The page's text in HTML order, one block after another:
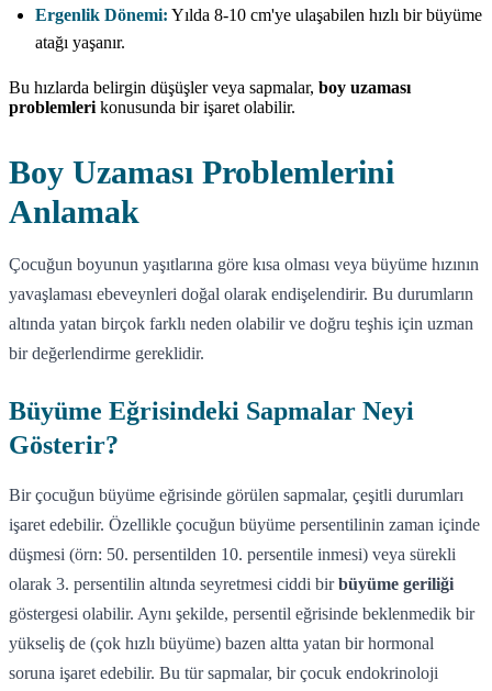
Ergenlik Dönemi: Yılda 8-10 cm'ye ulaşabilen hızlı bir büyüme
atağı yaşanır.
Bu hızlarda belirgin düşüşler veya sapmalar, boy uzaması
problemleri konusunda bir işaret olabilir.
Boy Uzaması Problemlerini
Anlamak
Çocuğun boyunun yaşıtlarına göre kısa olması veya büyüme hızının
yavaşlaması ebeveynleri doğal olarak endişelendirir. Bu durumların
altında yatan birçok farklı neden olabilir ve doğru teşhis için uzman
bir değerlendirme gereklidir.
Büyüme Eğrisindeki Sapmalar Neyi
Gösterir?
Bir çocuğun büyüme eğrisinde görülen sapmalar, çeşitli durumları
işaret edebilir. Özellikle çocuğun büyüme persentilinin zaman içinde
düşmesi (örn: 50. persentilden 10. persentile inmesi) veya sürekli
olarak 3. persentilin altında seyretmesi ciddi birbüyüme geriliği
göstergesi olabilir. Aynı şekilde, persentil eğrisinde beklenmedik bir
yükseliş de (çok hızlı büyüme) bazen altta yatan bir hormonal
soruna işaret edebilir. Bu tür sapmalar, bir çocuk endokrinoloji